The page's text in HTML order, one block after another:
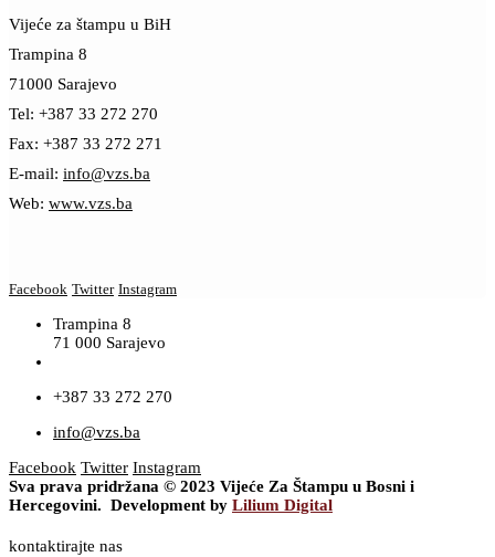
Vijeće za štampu u BiH
Trampina 8
71000 Sarajevo
Tel: +387 33 272 270
Fax: +387 33 272 271
E-mail: info@vzs.ba
Web: www.vzs.ba
Facebook Twitter Instagram
Trampina 8
71 000 Sarajevo
+387 33 272 270
info@vzs.ba
Facebook Twitter Instagram
Sva prava pridržana © 2023 Vijeće Za Štampu u Bosni i
Hercegovini. Development by Lilium Digital
kontaktirajte nas